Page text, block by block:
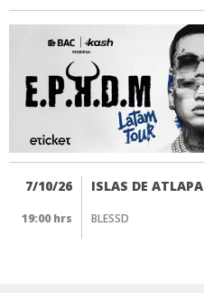
7/10/26 ISLAS DE ATLAPA
19:00 hrs BLESSD